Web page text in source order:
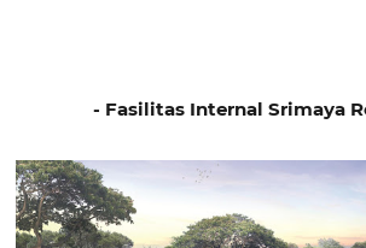
- Fasilitas Internal Srimaya